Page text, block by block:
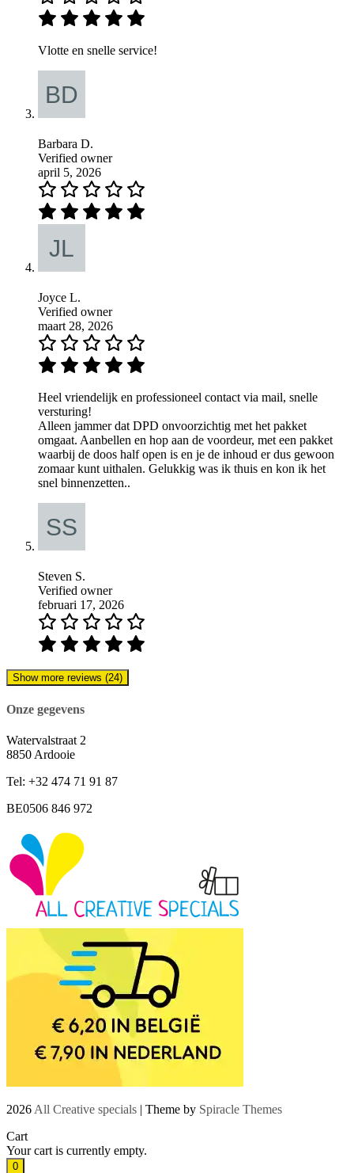
Vlotte en snelle service!
Barbara D.
Verified owner
april 5, 2026
Joyce L.
Verified owner
maart 28, 2026
Heel vriendelijk en professioneel contact via mail, snelle
versturing!
Alleen jammer dat DPD onvoorzichtig met het pakket
omgaat. Aanbellen en hop aan de voordeur, met een pakket
waarbij de doos half open is en je de inhoud er dus gewoon
zomaar kunt uithalen. Gelukkig was ik thuis en kon ik het
snel binnenzetten..
Steven S.
Verified owner
februari 17, 2026
Show more reviews (24)
Onze gegevens
Watervalstraat 2
8850 Ardooie
Tel: +32 474 71 91 87
BE0506 846 972
2026 All Creative specials | Theme by Spiracle Themes
Cart
Your cart is currently empty.
0